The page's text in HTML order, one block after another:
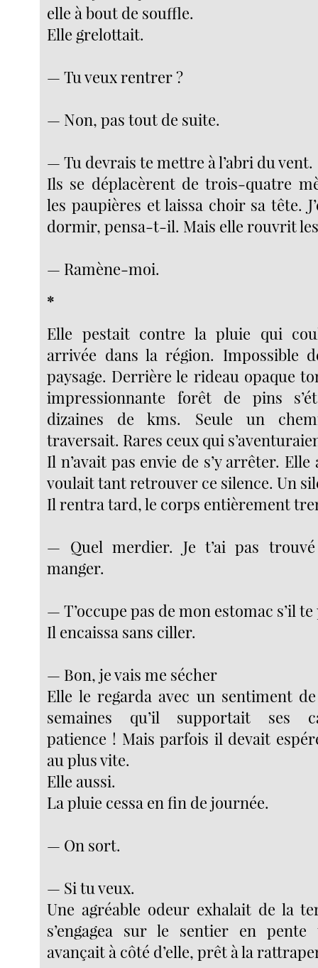
elle à bout de souffle.
Elle grelottait.
— Tu veux rentrer ?
— Non, pas tout de suite.
— Tu devrais te mettre à l’abri du vent.
Ils se déplacèrent de trois-quatre
les paupières et laissa choir sa tête.
dormir, pensa-t-il. Mais elle rouvrit
— Ramène-moi.
*
Elle pestait contre la pluie qui
arrivée dans la région. Impossible
paysage. Derrière le rideau opaque
impressionnante forêt de pins
dizaines de kms. Seule un
traversait. Rares ceux qui
Il n’avait pas envie de s’y arrêter.
voulait tant retrouver ce silence. Un
Il rentra tard, le corps entièrement
— Quel merdier. Je t’ai pas
manger.
— T’occupe pas de mon estomac s’il
Il encaissa sans ciller.
— Bon, je vais me sécher
Elle le regarda avec un sentiment
semaines qu’il supportait ses
patience ! Mais parfois il devait
au plus vite.
Elle aussi.
La pluie cessa en fin de journée.
— On sort.
— Si tu veux.
Une agréable odeur exhalait de la
s’engagea sur le sentier en
avançait à côté d’elle, prêt à la